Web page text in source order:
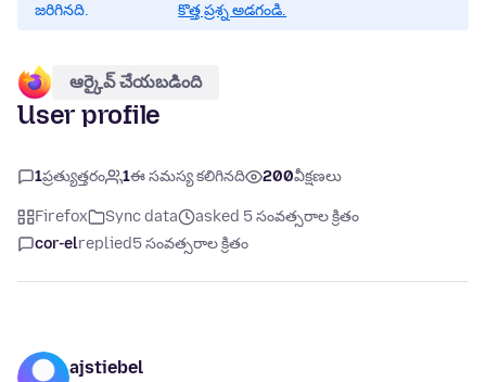
జరిగినది.
కొత్త ప్రశ్న అడగండి.
ఆర్కైవ్ చేయబడింది
User profile
1ప్రత్యుత్తరం 1ఈ సమస్య కలిగినది 200వీక్షణలు
Firefox Sync data
asked 5 సంవత్సరాల క్రితం
cor-elreplied5 సంవత్సరాల క్రితం
ajstiebel